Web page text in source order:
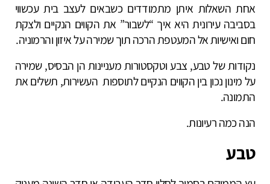
אחת השאלות איתן מתמודדים כשבאים לעצב בית עכשווי
בסביבה עירונית היא איך “לשבור” את הקווים הנקיים ולצקת
חום ואישיות אל המעטפת הרכה תוך שמירה על איזון והרמוניה.
נקודות של טבע, צבע וטקסטורות מעניינות הן הבסיס, שמירה
על מינון נכון בין הקווים הנקיים לתוספות העשירות, תשלים את
התמונה.
הנה כמה רעיונות.
טבע